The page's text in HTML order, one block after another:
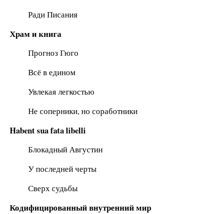
Ради Писания
Храм и книга
Прогноз Гюго
Всё в едином
Увлекая легкостью
Не соперники, но соработники
Habent sua fata libelli
Блокадный Августин
У последней черты
Сверх судьбы
Кодифицированный внутренний мир